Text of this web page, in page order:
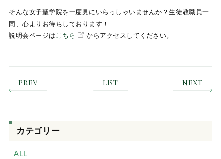
そんな女子聖学院を一度見にいらっしゃいませんか？生徒教職員一
同、心よりお待ちしております！
説明会ページは こちら からアクセスしてください。
PREV LIST NEXT
カテゴリー
ALL